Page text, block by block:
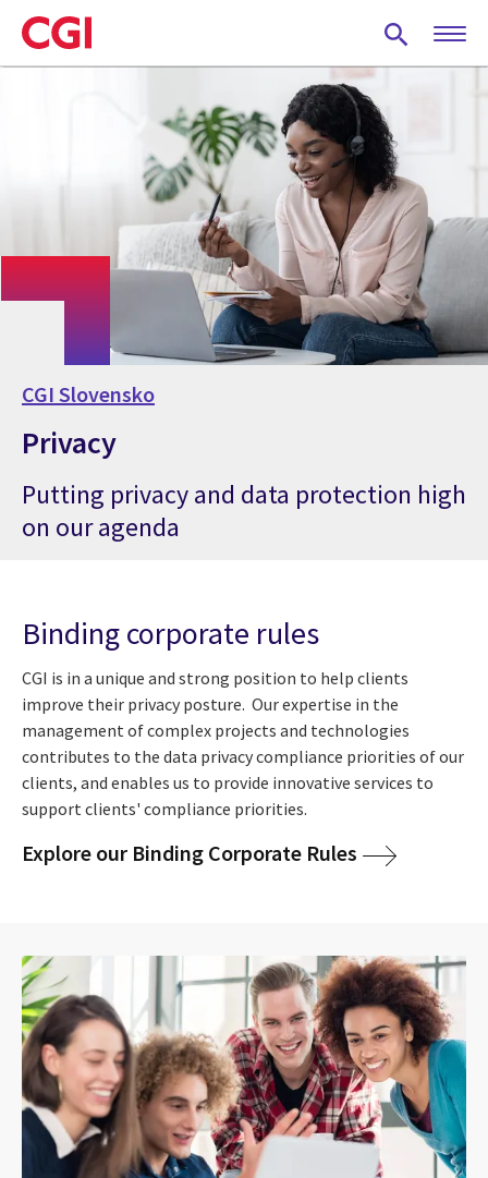
Skip
to
main
CGI Slovensko
Privacy
Putting privacy and data protection high
on our agenda
Binding corporate rules
CGI is in a unique and strong position to help clients
improve their privacy posture. Our expertise in the
management of complex projects and technologies
contributes to the data privacy compliance priorities of our
clients, and enables us to provide innovative services to
support clients' compliance priorities.
Explore our Binding Corporate Rules